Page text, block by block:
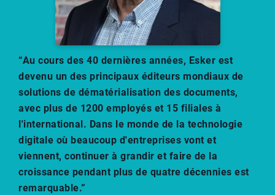
“Au cours des 40 dernières années, Esker est
devenu un des principaux éditeurs mondiaux de
solutions de dématérialisation des documents,
avec plus de 1200 employés et 15 filiales à
l'international. Dans le monde de la technologie
digitale où beaucoup d'entreprises vont et
viennent, continuer à grandir et faire de la
croissance pendant plus de quatre décennies est
remarquable.”